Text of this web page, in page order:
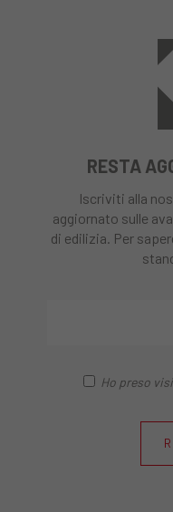
RESTA
Iscriviti alla
aggiornato sulle
di edilizia. Per
Ho preso